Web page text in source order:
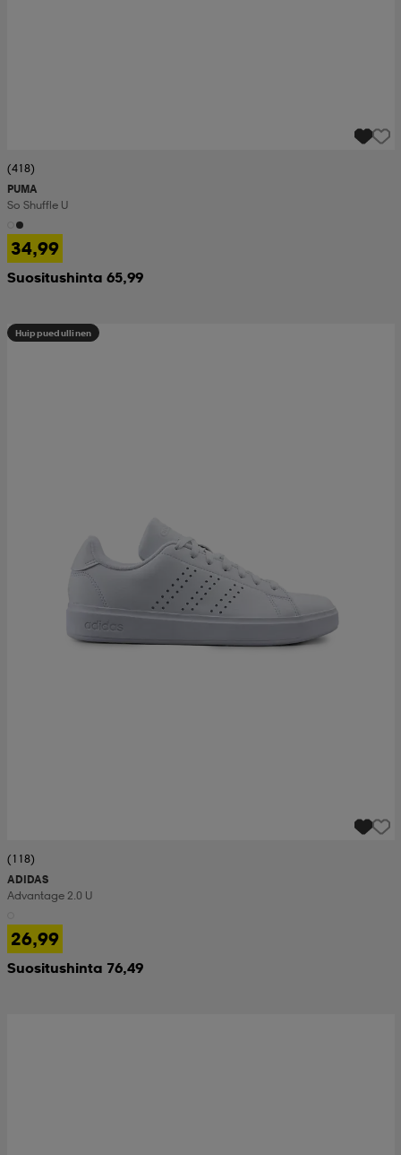
(418)
PUMA
So Shuffle U
34,99
Suositushinta 65,99
Huippuedullinen
(118)
ADIDAS
Advantage 2.0 U
26,99
Suositushinta 76,49